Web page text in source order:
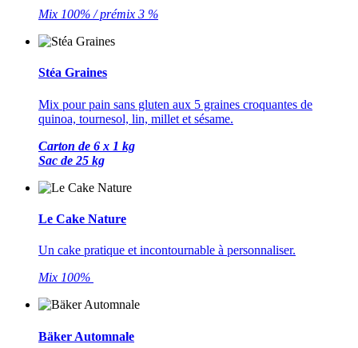
Mix 100% / prémix 3 %
Stéa Graines
Mix pour pain sans gluten aux 5 graines croquantes de
quinoa, tournesol, lin, millet et sésame.
Carton de 6 x 1 kg
Sac de 25 kg
Le Cake Nature
Un cake pratique et incontournable à personnaliser.
Mix 100%
Bäker Automnale